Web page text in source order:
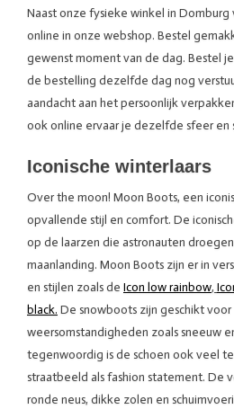
Naast onze fysieke winkel in
online in onze webshop. Bestel
gewenst moment van de dag. Bestel
de bestelling dezelfde dag nog
aandacht aan het persoonlijk
ook online ervaar je dezelfde sfeer en
Iconische winterlaars
Over the moon! Moon Boots, een
opvallende stijl en comfort. De
op de laarzen die astronauten
maanlanding. Moon Boots zijn er in
en stijlen zoals de Icon low rainbow,
black. De snowboots zijn geschikt
weersomstandigheden zoals sneeuw
tegenwoordig is de schoen ook veel
straatbeeld als fashion statement. De
ronde neus, dikke zolen en